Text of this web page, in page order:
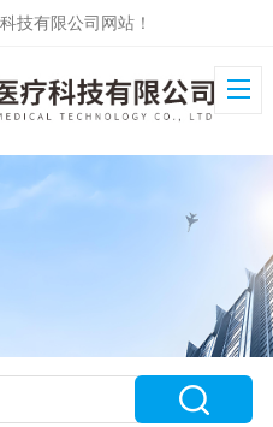
技有限公司网站！